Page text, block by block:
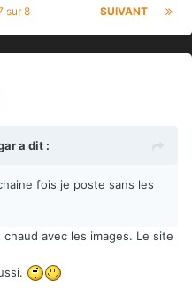
SUIVANT
sur 8
a dit :
fois je poste sans les
avec les images. Le site